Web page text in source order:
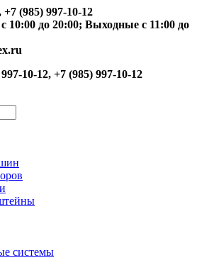
(985) 997-10-12
10:00 до 20:00; Выходные с 11:00 до
10-12, +7 (985) 997-10-12
системы